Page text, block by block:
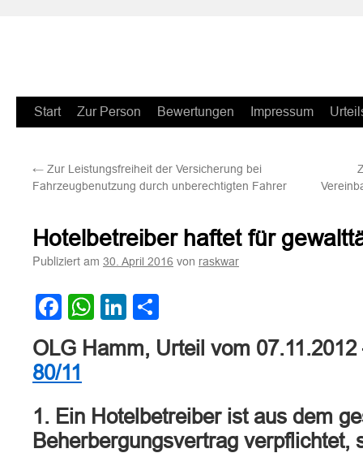
Zum
springen
Start Zur Person Bewertungen Impressum
← Zur Leistungsfreiheit der Versicherung bei
Fahrzeugbenutzung durch unberechtigten Fahrer
Hotelbetreiber haftet für
Publiziert am 30. April 2016 von raskwar
Facebook
WhatsApp
LinkedIn
OLG Hamm, Urteil vom
80/11
1. Ein Hotelbetreiber ist aus dem
Beherbergungsvertrag verpflichtet,